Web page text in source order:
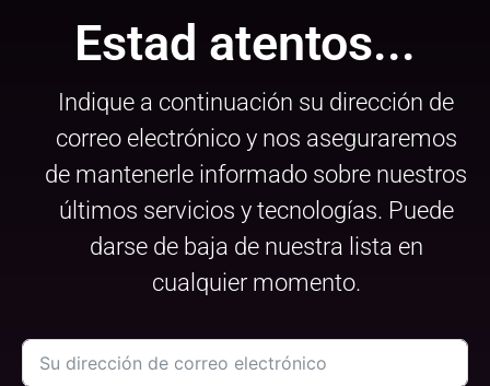
Estad atentos...
Indique a continuación su dirección de
correo electrónico y nos aseguraremos
de mantenerle informado sobre nuestros
últimos servicios y tecnologías. Puede
darse de baja de nuestra lista en
cualquier momento.